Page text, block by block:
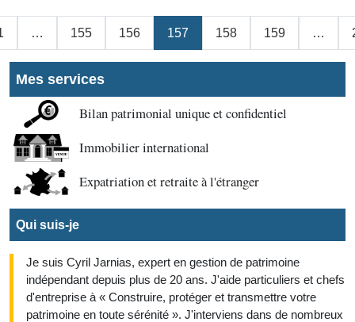
… 155 156 157 158 159 …
Mes services
Bilan patrimonial unique et confidentiel
Immobilier international
Expatriation et retraite à l'étranger
Qui suis-je
Je suis Cyril Jarnias, expert en gestion de patrimoine
indépendant depuis plus de 20 ans. J'aide particuliers et chefs
d'entreprise à « Construire, protéger et transmettre votre
patrimoine en toute sérénité ». J'interviens dans de nombreux